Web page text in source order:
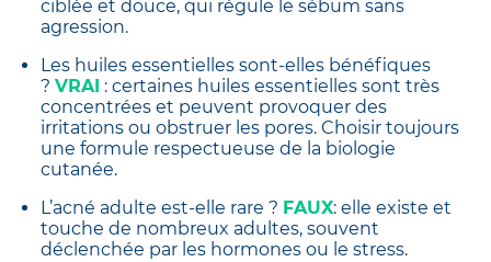
ciblée et douce, qui régule le sébum sans
agression.
Les huiles essentielles sont-elles bénéfiques
? VRAI : certaines huiles essentielles sont très
concentrées et peuvent provoquer des
irritations ou obstruer les pores. Choisir toujours
une formule respectueuse de la biologie
cutanée.
L’acné adulte est-elle rare ? FAUX: elle existe et
touche de nombreux adultes, souvent
déclenchée par les hormones ou le stress.